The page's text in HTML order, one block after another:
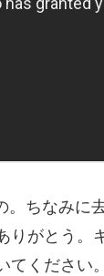
ちなみに
りがとう。
ください